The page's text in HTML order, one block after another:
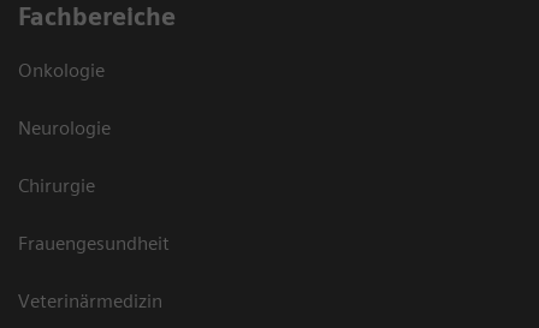
Fachbereiche
Onkologie
Neurologie
Chirurgie
Frauengesundheit
Veterinärmedizin